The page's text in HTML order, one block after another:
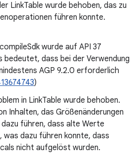
LinkTable wurde behoben, das zu
führen konnte.
wurde auf API 37
bedeutet, dass bei der Verwendung
AGP 9.2.0 erforderlich
)
in LinkTable wurde behoben.
Inhalten, das Größenänderungen
führen, dass alte Werte
was dazu führen konnte, dass
nicht aufgelöst wurden.